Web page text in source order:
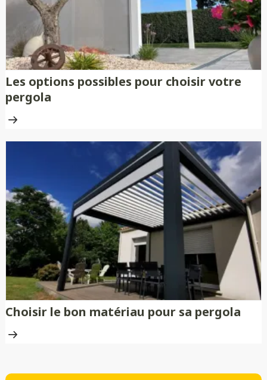
Les options possibles pour choisir votre
pergola
Choisir le bon matériau pour sa pergola